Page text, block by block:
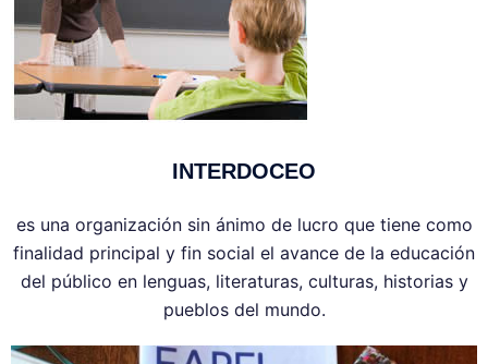
INTERDOCEO
es una organización sin ánimo de lucro que tiene como
finalidad principal y fin social el avance de la educación
del público en lenguas, literaturas, culturas, historias y
pueblos del mundo.